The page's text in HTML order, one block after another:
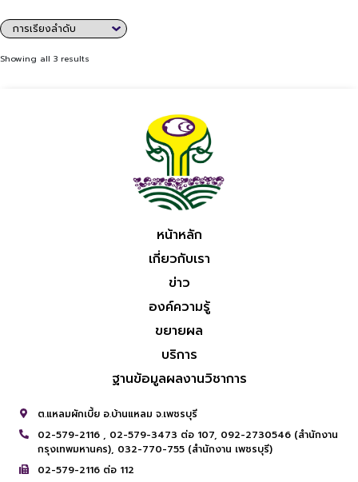
Showing all 3 results
หน้าหลัก
เกี่ยวกับเรา
ข่าว
องค์ความรู้
ขยายผล
บริการ
ฐานข้อมูลผลงานวิชาการ
ต.แหลมผักเบี้ย อ.บ้านแหลม จ.เพชรบุรี
02-579-2116 , 02-579-3473 ต่อ 107, 092-2730546 (สำนักงาน
กรุงเทพมหานคร), 032-770-755 (สำนักงาน เพชรบุรี)
02-579-2116 ต่อ 112